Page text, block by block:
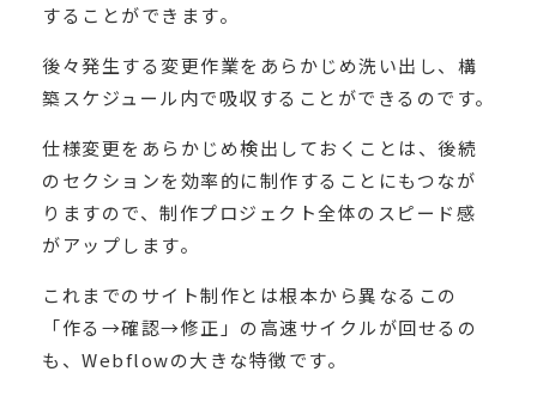
することができます。
後々発生する変更作業をあらかじめ洗い出し、構
築スケジュール内で吸収することができるのです。
仕様変更をあらかじめ検出しておくことは、後続
のセクションを効率的に制作することにもつなが
りますので、制作プロジェクト全体のスピード感
がアップします。
これまでのサイト制作とは根本から異なるこの
「作る→確認→修正」の高速サイクルが回せるの
も、Webflowの大きな特徴です。